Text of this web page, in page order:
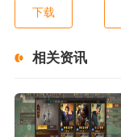
下载
相关资讯